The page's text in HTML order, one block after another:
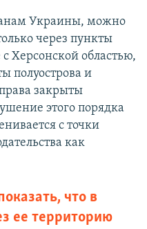
Украины, можно
через пункты
Херсонской областью,
полуострова и
закрыты
этого порядка
с точки
как
что в
ее территорию